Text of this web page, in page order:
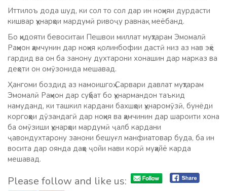
Иттилоъ дода шуд, ки сол то сол дар ин ноҳияи дурдасти
кишвар ҳунарҳои мардумӣ ривоҷу равнақ меёбанд.
Бо ҳидояти бевоситаи Пешвои миллат муҳтарам Эмомалӣ
Раҳмон ҳамчунин дар ноҳия қолинбофии дастӣ низ аз нав эҳё
гардид ва он ба занону духтарони хонашин дар марказ ва
деҳоти он омӯзонида мешавад.
Ҳангоми боздид аз намоишгоҳ Сарвари давлат муҳтарам
Эмомалӣ Раҳмон дар суҳбат бо ҳунармандон таъкид
намуданд, ки ташкил кардани бахшҳои ҳунаромӯзӣ, бунёди
коргоҳҳои дӯзандагӣ дар ноҳия ва ҳамчинин дар шароити хона
ба омӯзиши ҳунарҳои мардумӣ ҷалб кардани
ҷавондухтарону занони бешуғл манфиатовар буда, ба ин
восита дар оянда даҳҳо ҷойи нави корӣ муҳайё карда
мешавад.
Please follow and like us: